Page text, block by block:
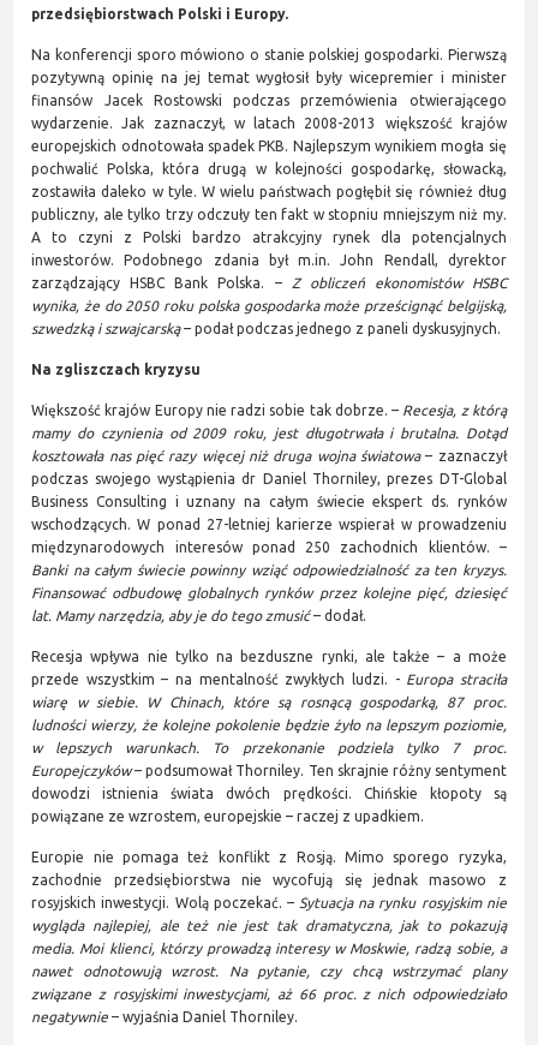
przedsiębiorstwach Polski i Europy.
Na konferencji sporo mówiono o stanie polskiej gospodarki. Pierwszą
pozytywną opinię na jej temat wygłosił były wicepremier i minister
finansów Jacek Rostowski podczas przemówienia otwierającego
wydarzenie. Jak zaznaczył, w latach 2008-2013 większość krajów
europejskich odnotowała spadek PKB. Najlepszym wynikiem mogła się
pochwalić Polska, która drugą w kolejności gospodarkę, słowacką,
zostawiła daleko w tyle. W wielu państwach pogłębił się również dług
publiczny, ale tylko trzy odczuły ten fakt w stopniu mniejszym niż my.
A to czyni z Polski bardzo atrakcyjny rynek dla potencjalnych
inwestorów. Podobnego zdania był m.in. John Rendall, dyrektor
zarządzający HSBC Bank Polska. –
Z obliczeń ekonomistów HSBC
wynika, że do 2050 roku polska gospodarka może prześcignąć belgijską,
szwedzką i szwajcarską– podał podczas jednego z paneli dyskusyjnych.
Na zgliszczach kryzysu
Większość krajów Europy nie radzi sobie tak dobrze. – Recesja, z którą
mamy do czynienia od 2009 roku, jest długotrwała i brutalna. Dotąd
kosztowała nas pięć razy więcej niż druga wojna światowa– zaznaczył
podczas swojego wystąpienia dr Daniel Thorniley, prezes DT-Global
Business Consulting i uznany na całym świecie ekspert ds. rynków
wschodzących. W ponad 27-letniej karierze wspierał w prowadzeniu
międzynarodowych interesów ponad 250 zachodnich klientów. –
Banki na całym świecie powinny wziąć odpowiedzialność za ten kryzys.
Finansować odbudowę globalnych rynków przez kolejne pięć, dziesięć
lat. Mamy narzędzia, aby je do tego zmusić– dodał.
Recesja wpływa nie tylko na bezduszne rynki, ale także – a może
przede wszystkim – na mentalność zwykłych ludzi. - Europa straciła
wiarę w siebie. W Chinach, które są rosnącą gospodarką, 87 proc.
ludności wierzy, że kolejne pokolenie będzie żyło na lepszym poziomie,
w lepszych warunkach. To przekonanie podziela tylko 7 proc.
Europejczyków– podsumował Thorniley. Ten skrajnie różny sentyment
dowodzi istnienia świata dwóch prędkości. Chińskie kłopoty są
powiązane ze wzrostem, europejskie – raczej z upadkiem.
Europie nie pomaga też konflikt z Rosją. Mimo sporego ryzyka,
zachodnie przedsiębiorstwa nie wycofują się jednak masowo z
rosyjskich inwestycji. Wolą poczekać. – Sytuacja na rynku rosyjskim nie
wygląda najlepiej, ale też nie jest tak dramatyczna, jak to pokazują
media. Moi klienci, którzy prowadzą interesy w Moskwie, radzą sobie, a
nawet odnotowują wzrost. Na pytanie, czy chcą wstrzymać plany
związane z rosyjskimi inwestycjami, aż 66 proc. z nich odpowiedziało
negatywnie – wyjaśnia Daniel Thorniley.